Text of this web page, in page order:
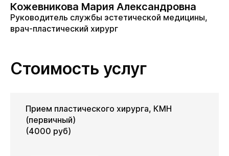
Кожевникова Мария Александровна
Руководитель службы эстетической медицины,
врач-пластический хирург
Стоимость услуг
Прием пластического хирурга, КМН
(первичный)
(4000 руб)